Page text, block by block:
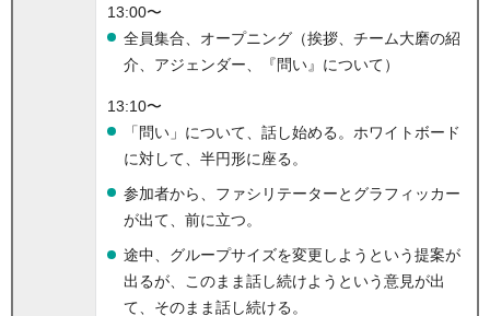
13:00〜
全員集合、オープニング（挨拶、チーム大磨の紹
介、アジェンダー、『問い』について）
13:10〜
「問い」について、話し始める。ホワイトボード
に対して、半円形に座る。
参加者から、ファシリテーターとグラフィッカー
が出て、前に立つ。
途中、グループサイズを変更しようという提案が
出るが、このまま話し続けようという意見が出
て、そのまま話し続ける。